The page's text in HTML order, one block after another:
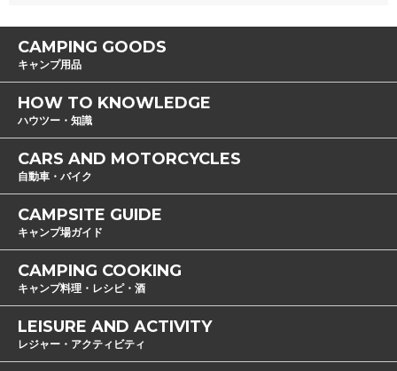
CAMPING GOODS
キャンプ用品
HOW TO KNOWLEDGE
ハウツー・知識
CARS AND MOTORCYCLES
自動車・バイク
CAMPSITE GUIDE
キャンプ場ガイド
CAMPING COOKING
キャンプ料理・レシピ・酒
LEISURE AND ACTIVITY
レジャー・アクティビティ